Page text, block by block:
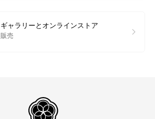
ギャラリーとオンラインストア
販売